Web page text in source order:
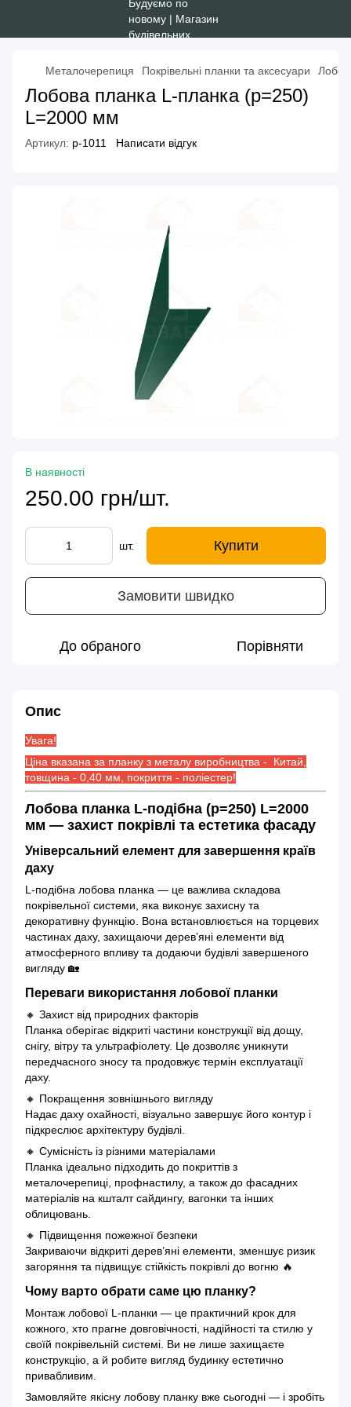
Металочерепиця Покрівельні планки та аксесуари
Лобова планка L-планка (р=250)
L=2000 мм
Артикул: p-1011 Написати відгук
В наявності
250.00 грн/шт.
шт. Купити
Замовити швидко
До обраного Порівняти
Опис
Увага!
Ціна вказана за планку з металу виробництва - Китай,
товщина - 0,40 мм, покриття - поліестер!
Лобова планка L-подібна (р=250) L=2000
мм — захист покрівлі та естетика фасаду
Універсальний елемент для завершення країв
даху
L-подібна лобова планка — це важлива складова
покрівельної системи, яка виконує захисну та
декоративну функцію. Вона встановлюється на торцевих
частинах даху, захищаючи дерев’яні елементи від
атмосферного впливу та додаючи будівлі завершеного
вигляду 🏡
Переваги використання лобової планки
🔸 Захист від природних факторів
Планка оберігає відкриті частини конструкції від дощу,
снігу, вітру та ультрафіолету. Це дозволяє уникнути
передчасного зносу та продовжує термін експлуатації
даху.
🔸 Покращення зовнішнього вигляду
Надає даху охайності, візуально завершує його контур і
підкреслює архітектуру будівлі.
🔸 Сумісність із різними матеріалами
Планка ідеально підходить до покриттів з
металочерепиці, профнастилу, а також до фасадних
матеріалів на кшталт сайдингу, вагонки та інших
облицювань.
🔸 Підвищення пожежної безпеки
Закриваючи відкриті дерев’яні елементи, зменшує ризик
загоряння та підвищує стійкість покрівлі до вогню 🔥
Чому варто обрати саме цю планку?
Монтаж лобової L-планки — це практичний крок для
кожного, хто прагне довговічності, надійності та стилю у
своїй покрівельній системі. Ви не лише захищаєте
конструкцію, а й робите вигляд будинку естетично
привабливим.
Замовляйте якісну лобову планку вже сьогодні — і зробіть